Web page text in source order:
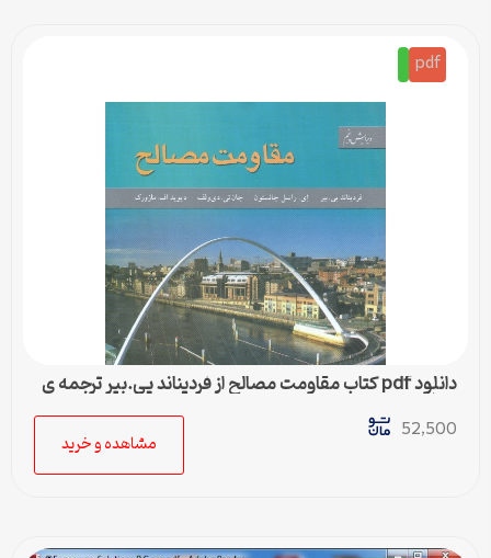
pdf
دانلود pdf کتاب مقاومت مصالح از فرديناند پی.بير ترجمه ی
بهرام پوستی
52,500
مشاهده و خرید